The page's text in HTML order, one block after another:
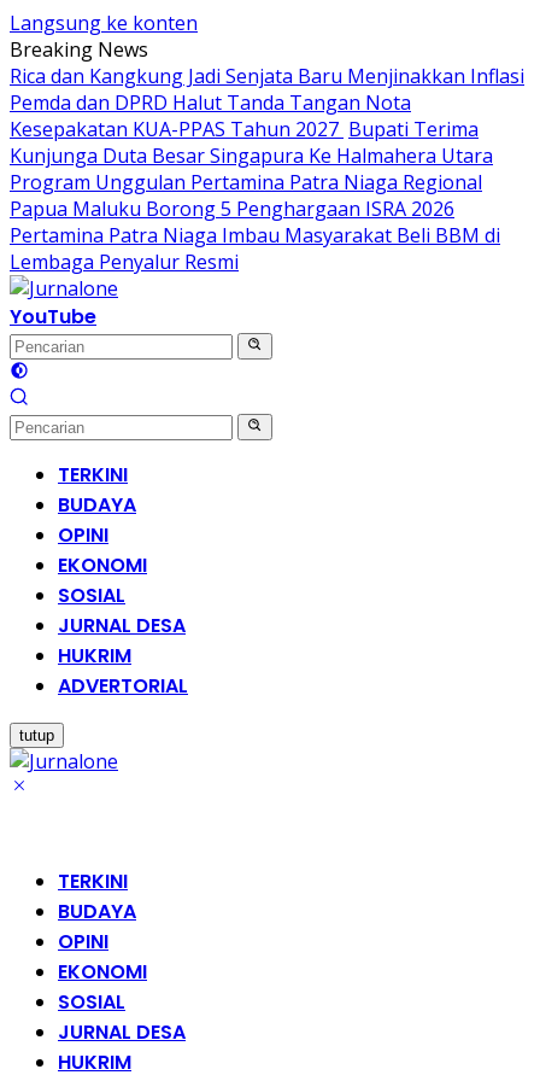
Langsung ke konten
Breaking News
Rica dan Kangkung Jadi Senjata Baru Menjinakkan Inflasi
Pemda dan DPRD Halut Tanda Tangan Nota
Kesepakatan KUA-PPAS Tahun 2027 Bupati Terima
Kunjunga Duta Besar Singapura Ke Halmahera Utara
Program Unggulan Pertamina Patra Niaga Regional
Papua Maluku Borong 5 Penghargaan ISRA 2026
Pertamina Patra Niaga Imbau Masyarakat Beli BBM di
Lembaga Penyalur Resmi
YouTube
TERKINI
BUDAYA
OPINI
EKONOMI
SOSIAL
JURNAL DESA
HUKRIM
ADVERTORIAL
tutup
TERKINI
BUDAYA
OPINI
EKONOMI
SOSIAL
JURNAL DESA
HUKRIM